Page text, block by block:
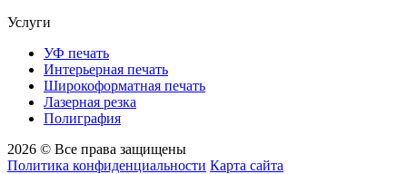
Услуги
УФ печать
Интерьерная печать
Широкоформатная печать
Лазерная резка
Полиграфия
2026 © Все права защищены
Политика конфиденциальности Карта сайта